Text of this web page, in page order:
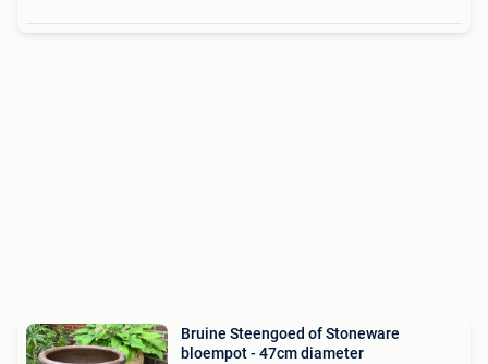
Bruine Steengoed of Stoneware
bloempot - 47cm diameter